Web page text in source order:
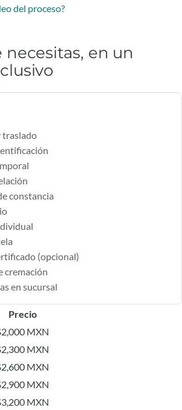
del proceso?
necesitas, en un
traslado
constancia
(opcional)
cremación
en sucursal
Precio
MXN
MXN
MXN
MXN
MXN